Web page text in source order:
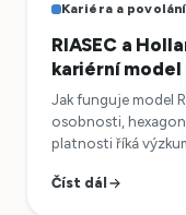
Kariéra a povolání
RIASEC a
kariérní model
Jak funguje model
osobnosti,
platnosti říká
Číst dál